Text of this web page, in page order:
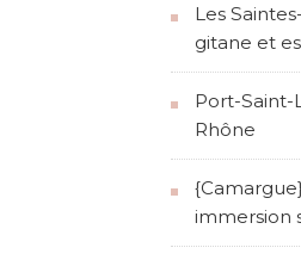
Les
gitane et
Port-Saint-
Rhône
immersion